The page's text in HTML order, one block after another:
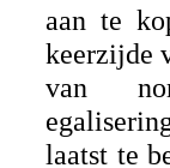
aan te
keerzijde
van
laatst te